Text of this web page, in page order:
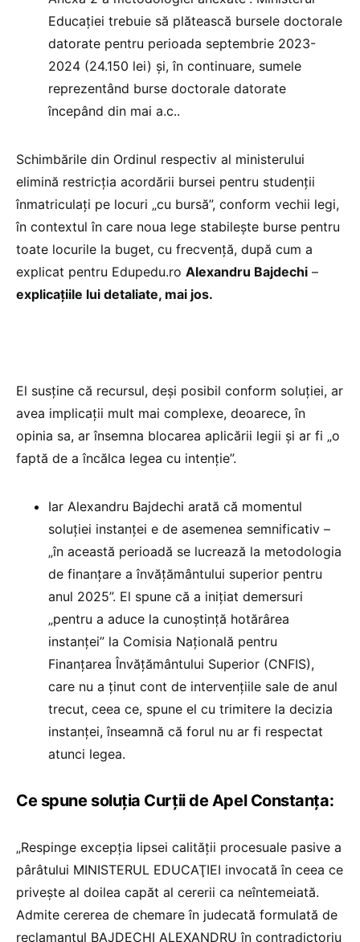
Educației trebuie să plătească bursele doctorale
datorate pentru perioada septembrie 2023-
2024 (24.150 lei) și, în continuare, sumele
reprezentând burse doctorale datorate
începând din mai a.c..
Schimbările din Ordinul respectiv al ministerului
elimină restricția acordării bursei pentru studenții
înmatriculați pe locuri „cu bursă”, conform vechii legi,
în contextul în care noua lege stabilește burse pentru
toate locurile la buget, cu frecvență, după cum a
explicat pentru Edupedu.ro Alexandru Bajdechi –
explicațiile lui detaliate, mai jos.
El susține că recursul, deși posibil conform soluției, ar
avea implicații mult mai complexe, deoarece, în
opinia sa, ar însemna blocarea aplicării legii și ar fi „o
faptă de a încălca legea cu intenție”.
Iar Alexandru Bajdechi arată că momentul
soluției instanței e de asemenea semnificativ –
„în această perioadă se lucrează la metodologia
de finanțare a învățământului superior pentru
anul 2025”. El spune că a inițiat demersuri
„pentru a aduce la cunoștință hotărârea
instanței” la Comisia Națională pentru
Finanțarea Învățământului Superior (CNFIS),
care nu a ținut cont de intervențiile sale de anul
trecut, ceea ce, spune el cu trimitere la decizia
instanței, înseamnă că forul nu ar fi respectat
atunci legea.
Ce spune soluția Curții de Apel Constanța:
„Respinge excepţia lipsei calităţii procesuale pasive a
pârâtului MINISTERUL EDUCAŢIEI invocată în ceea ce
priveşte al doilea capăt al cererii ca neîntemeiată.
Admite cererea de chemare în judecată formulată de
reclamantul BAJDECHI ALEXANDRU în contradictoriu